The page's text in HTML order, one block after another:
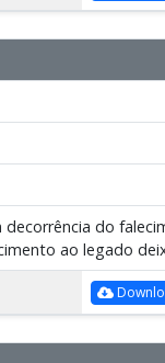
do
ao legado